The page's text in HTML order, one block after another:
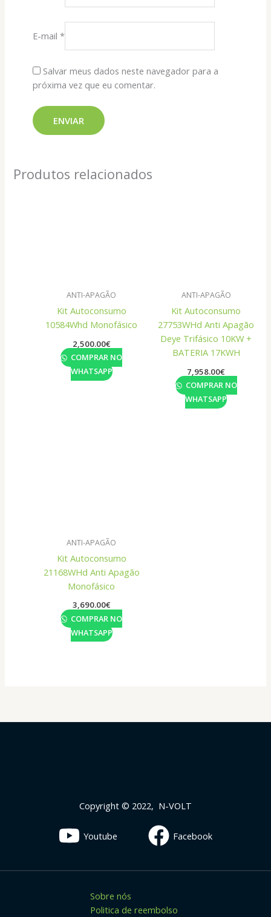
E-mail *
Salvar meus dados neste navegador para a
próxima vez que eu comentar.
Produtos relacionados
ANTI-APAGÃO
Kit Autoconsumo
10584Whd Monofásico
2,500.00€
COMPRAR NO
WHATSAPP
ANTI-APAGÃO
Kit Autoconsumo
27753WHd Anti Apagão
Deye Trifásico 10KW +
BATERIA 17KWH
7,958.00€
COMPRAR NO
WHATSAPP
ANTI-APAGÃO
Kit Autoconsumo
21168WHd Anti Apagão
Monofásico
3,690.00€
COMPRAR NO
WHATSAPP
Copyright © 2022, N-VOLT
Youtube Facebook
Sobre nós
Politica de reembolso